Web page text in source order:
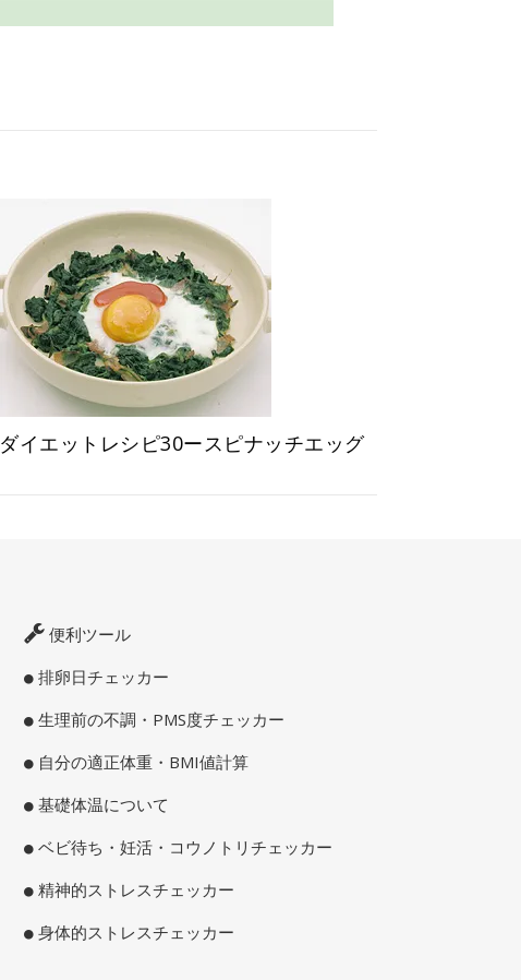
ダイエットレシピ30ースピナッチエッグ
便利ツール
排卵日チェッカー
生理前の不調・PMS度チェッカー
自分の適正体重・BMI値計算
基礎体温について
ベビ待ち・妊活・コウノトリチェッカー
精神的ストレスチェッカー
身体的ストレスチェッカー